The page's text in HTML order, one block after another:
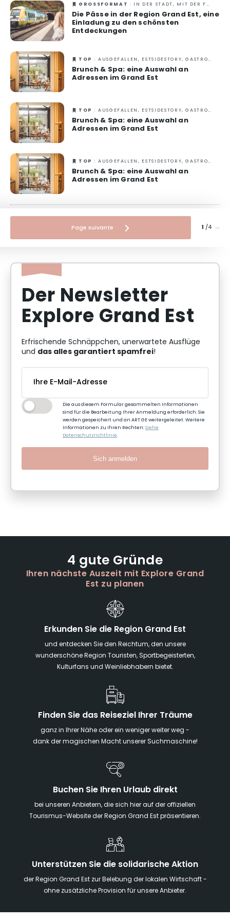
GROSSFORMAT : IN DER STADT, MIT DER FAMILIE, MIT FREUNDEN, VERANTWORTUNGSVOLLES REISEN, ZU ZWEIT
Die Pässe in der Region Grand Est, eine
Einladung zu den schönsten
Entdeckungen
TOP : AUSGEFALLEN, ESTSIDESTORY, GASTRONOMIE, WELLNESS, ZU ZWEIT
Brunch & Spa: eine Auswahl an
Adressen im Grand Est
TOP : AUSGEFALLEN, ESTSIDESTORY, GASTRONOMIE, WELLNESS, ZU ZWEIT
Brunch & Spa: eine Auswahl an
Adressen im Grand Est
TOP : AUSGEFALLEN, ESTSIDESTORY, GASTRONOMIE, WELLNESS, ZU ZWEIT
Brunch & Spa: eine Auswahl an
Adressen im Grand Est
Page suivante /4
Der Newsletter
Explore Grand Est
Erfrischende Schnäppchen, unerwartete Ausflüge
und das alles garantiert spamfrei!
Die aus diesem Formular gesammelten Informationen
sind für die Bearbeitung Ihrer Anmeldung erforderlich. Sie
werden gespeichert und an ART GE weitergeleitet. Weitere
Informationen zu Ihren Rechten:Siehe
Datenschutzrichtlinie.
Sich anmelden
4 gute Gründe
Ihren nächste Auszeit mit Explore Grand
Est zu planen
Erkunden Sie die Region Grand Est
und entdecken Sie den Reichtum, den unsere
wunderschöne Region Touristen, Sportbegeisterten,
Kulturfans und Weinliebhabern bietet.
Finden Sie das Reiseziel Ihrer Träume
ganz in Ihrer Nähe oder ein weniger weiter weg -
dank der magischen Macht unserer Suchmaschine!
Buchen Sie Ihren Urlaub direkt
bei unseren Anbietern, die sich hier auf der offiziellen
Tourismus-Website der Region Grand Est präsentieren.
Unterstützen Sie die solidarische Aktion
der Region Grand Est zur Belebung der lokalen Wirtschaft -
ohne zusätzliche Provision für unsere Anbieter.